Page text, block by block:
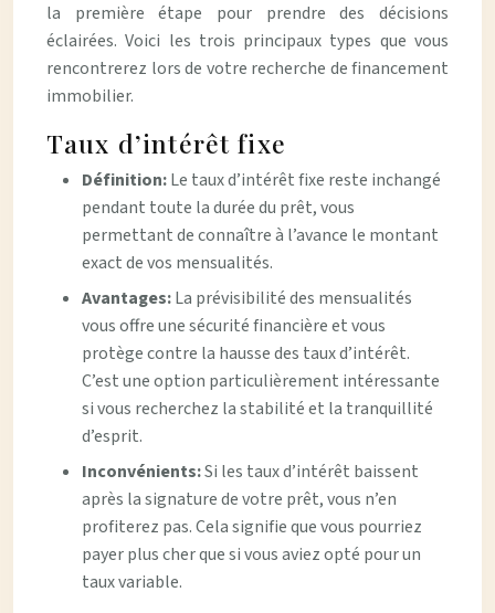
la première étape pour prendre des décisions
éclairées. Voici les trois principaux types que vous
rencontrerez lors de votre recherche de financement
immobilier.
Taux d’intérêt fixe
Définition:Le taux d’intérêt fixe reste inchangé
pendant toute la durée du prêt, vous
permettant de connaître à l’avance le montant
exact de vos mensualités.
Avantages:La prévisibilité des mensualités
vous offre une sécurité financière et vous
protège contre la hausse des taux d’intérêt.
C’est une option particulièrement intéressante
si vous recherchez la stabilité et la tranquillité
d’esprit.
Inconvénients:Si les taux d’intérêt baissent
après la signature de votre prêt, vous n’en
profiterez pas. Cela signifie que vous pourriez
payer plus cher que si vous aviez opté pour un
taux variable.